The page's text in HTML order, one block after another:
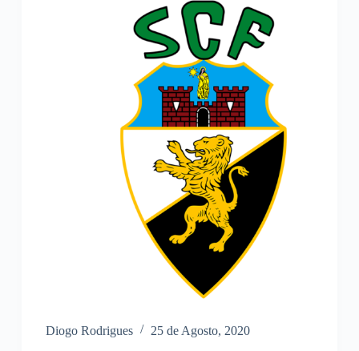
Diogo Rodrigues 25 de Agosto, 2020